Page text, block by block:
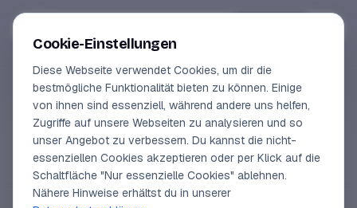
Online-Kurse
Vorschau
Erfahrungen
Lehrbuchautor
SEGELLEXIKON
Datumsgrenze
Diegeografische Länge180°, der dem
Cookie-Einstellungen
Diese Webseite verwendet Cookies, um dir die
bestmögliche Funktionalität bieten zu können. Einige
von ihnen sind essenziell, während andere uns helfen,
Zugriffe auf unsere Webseiten zu analysieren und so
unser Angebot zu verbessern. Du kannst die nicht-
essenziellen Cookies akzeptieren oder per Klick auf die
Schaltfläche "Nur essenzielle Cookies" ablehnen.
Nähere Hinweise erhältst du in unserer